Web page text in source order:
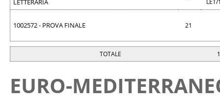
LETTERARIA
1002572 - PROVA FINALE 21
TOTALE
EURO-